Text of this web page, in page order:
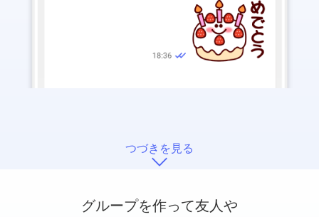
つづきを見る
グループを作って友人や